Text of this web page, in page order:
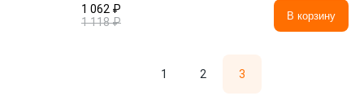
1 062 ₽
1 118 ₽
В корзину
1 2 3